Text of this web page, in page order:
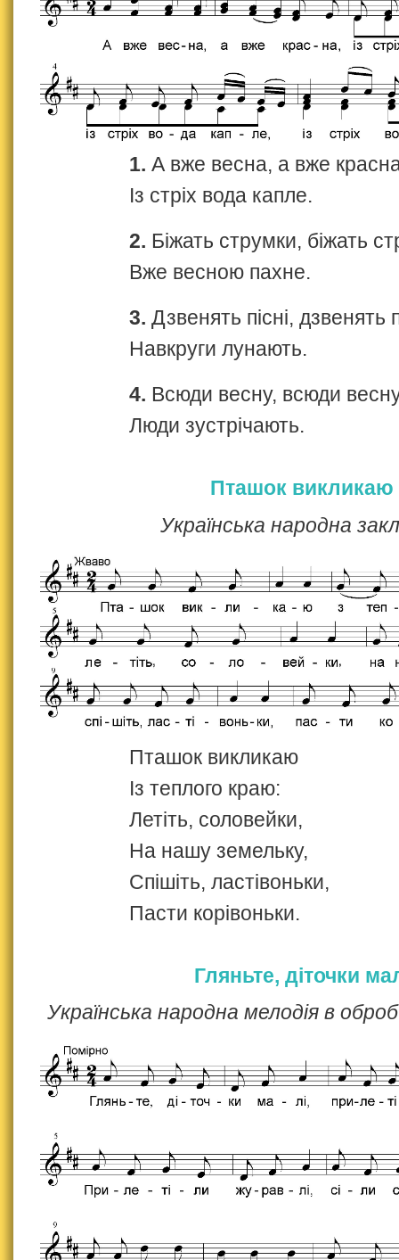
1. А вже весна, а вже
Із стріх вода капле.
2. Біжать струмки, біжать
Вже весною пахне.
3. Дзвенять пісні, дзвенять
Навкруги лунають.
4. Всюди весну, всюди
Люди зустрічають.
Пташок викликаю
Українська народна
Пташок викликаю
Із теплого краю:
Летіть, соловейки,
На нашу земельку,
Спішіть, ластівоньки,
Пасти корівоньки.
Гляньте, діточки
Українська народна мелодія в